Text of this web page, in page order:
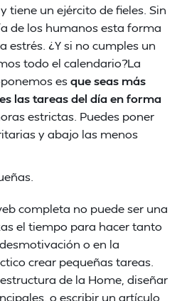
tiene un ejército de fieles. Sin
de los humanos esta forma
estrés. ¿Y si no cumples un
todo el calendario?La
esque seas más
las tareas del día en forma
estrictas. Puedes poner
y abajo las menos
completa no puede ser una
el tiempo para hacer tanto
o en la
crear pequeñas tareas.
de la Home, diseñar
o escribir un artículo